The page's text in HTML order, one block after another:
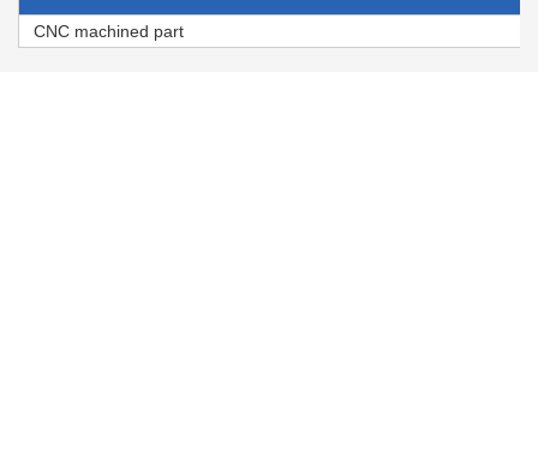
CNC machined part